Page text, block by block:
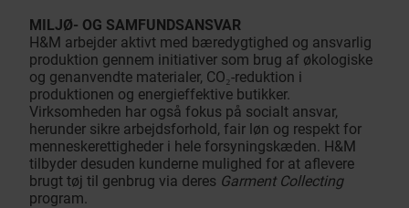
MILJØ- OG SAMFUNDSANSVAR
H&M arbejder aktivt med bæredygtighed og ansvarlig
produktion gennem initiativer som brug af økologiske
og genanvendte materialer, CO₂-reduktion i
produktionen og energieffektive butikker.
Virksomheden har også fokus på socialt ansvar,
herunder sikre arbejdsforhold, fair løn og respekt for
menneskerettigheder i hele forsyningskæden. H&M
tilbyder desuden kunderne mulighed for at aflevere
brugt tøj til genbrug via deres Garment Collecting
program.